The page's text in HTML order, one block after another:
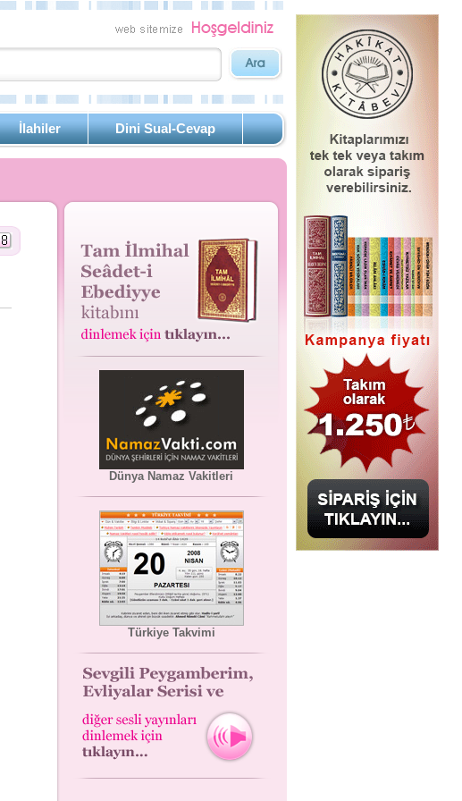
İlahiler Dini Sual-Cevap
Dünya Namaz Vakitleri
Türkiye Takvimi